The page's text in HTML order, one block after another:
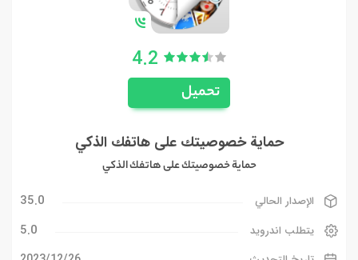
4.2
تحميل
حماية خصوصيتك على هاتفك الذكي
حماية خصوصيتك على هاتفك الذكي
الإصدار الحالي 35.0
يتطلب اندرويد 5.0